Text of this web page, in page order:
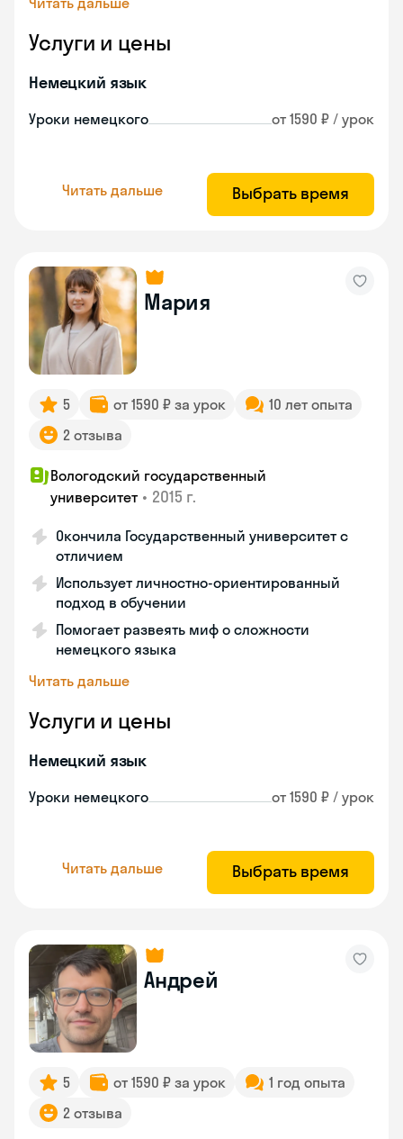
Услуги и цены
Немецкий язык
Уроки немецкого от 1590 ₽ / урок
Читать дальше Выбрать время
Мария
5 от 1590 ₽ за урок
10 лет опыта
2 отзыва
Вологодский государственный
университет • 2015 г.
Окончила Государственный университет с
отличием
Использует личностно-ориентированный
подход в обучении
Помогает развеять миф о сложности
немецкого языка
Читать дальше
Услуги и цены
Немецкий язык
Уроки немецкого от 1590 ₽ / урок
Читать дальше Выбрать время
Андрей
5 от 1590 ₽ за урок
1 год опыта
2 отзыва